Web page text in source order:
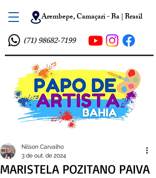
Arembepe, Camaçari - Ba | Brasil
(71) 98682-7199
MARISTELA POZITANO PAIVA
Nilson Carvalho
3 de out. de 2024